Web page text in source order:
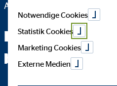
AG
Fachchinesisch
bei mir nicht
Notwendige Cookies
Statistik Cookies
Marketing Cookies
Externe Medien